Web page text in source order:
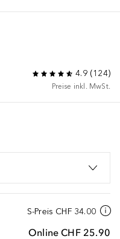
4.9(124)
Preise inkl. MwSt.
S-Preis CHF 34.00
Online CHF 25.90